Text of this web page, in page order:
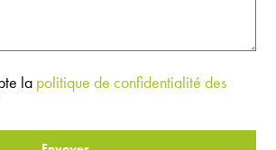
la politique de confidentialité des